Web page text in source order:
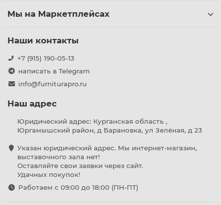
Мы на Маркетплейсах
Наши контакты
+7 (915) 190-05-13
написать в Telegram
info@furniturapro.ru
Наш адрес
Юридический адрес: Курганская область ,
Юргамышский район, д Барановка, ул Зелёная, д 23
Указан юридический адрес. Мы интернет-магазин,
выставочного зала нет!
Оставляйте свои заявки через сайт.
Удачных покупок!
Работаем с 09:00 до 18:00 (ПН-ПТ)